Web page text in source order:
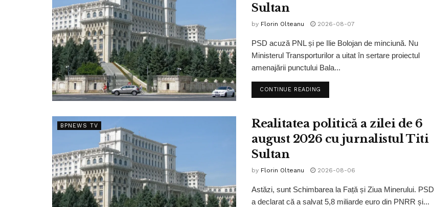
Sultan
by Florin Olteanu 2026-08-07
PSD acuză PNL și pe Ilie Bolojan de minciună. Nu
Ministerul Transporturilor a uitat în sertare proiectul
amenajării punctului Bala...
CONTINUE READING
BPNEWS TV
Realitatea politică a zilei de 6
august 2026 cu jurnalistul Titi
Sultan
by Florin Olteanu 2026-08-06
Astăzi, sunt Schimbarea la Față și Ziua Minerului. PSD
a declarat că a salvat 5,8 miliarde euro din PNRR și...